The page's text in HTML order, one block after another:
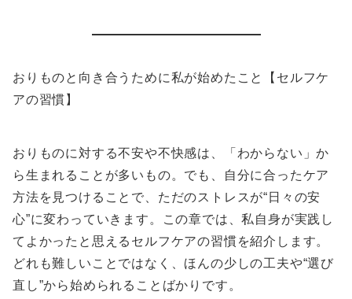
おりものと向き合うために私が始めたこと【セルフケ
アの習慣】
おりものに対する不安や不快感は、「わからない」か
ら生まれることが多いもの。でも、自分に合ったケア
方法を見つけることで、ただのストレスが“日々の安
心”に変わっていきます。この章では、私自身が実践し
てよかったと思えるセルフケアの習慣を紹介します。
どれも難しいことではなく、ほんの少しの工夫や“選び
直し”から始められることばかりです。